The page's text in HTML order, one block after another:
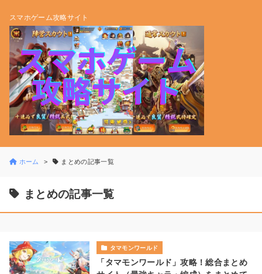
スマホゲーム攻略サイト
ホーム まとめの記事一覧
まとめの記事一覧
タマモンワールド
「タマモンワールド」攻略！総合まとめ